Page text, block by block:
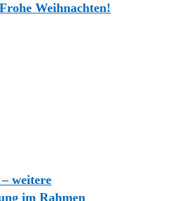
Weihnachten!
weitere
im Rahmen